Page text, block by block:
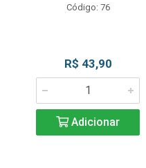
Código: 76
R$ 43,90
Adicionar